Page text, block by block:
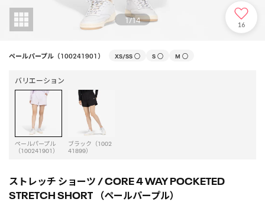
1/14 16
ペールパープル（100241901） XS/SS ○ S ○ M ○
バリエーション
ペールパープル
（100241901）
ブラック（1002
41899）
ストレッチ ショーツ / CORE 4 WAY POCKETED
STRETCH SHORT （ペールパープル）